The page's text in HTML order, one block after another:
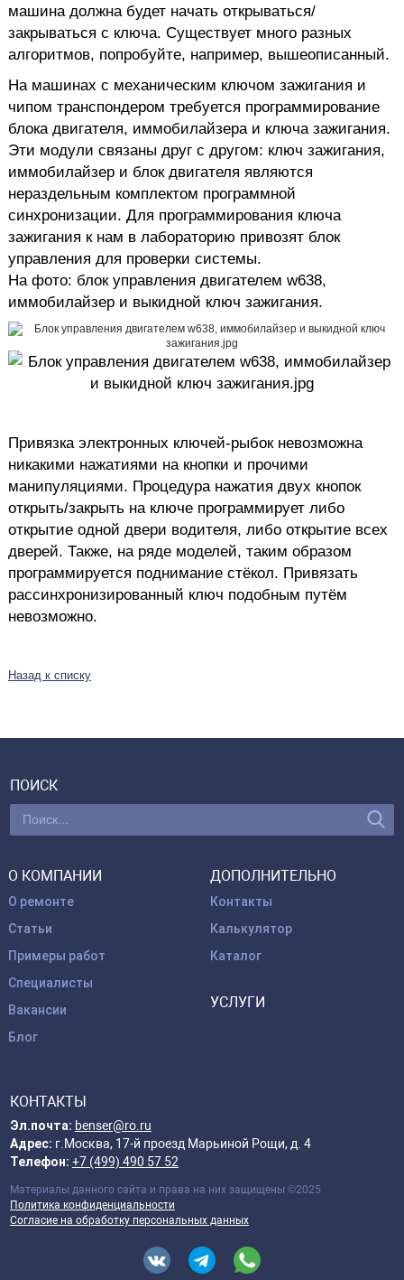
машина должна будет начать открываться/
закрываться с ключа. Существует много разных
алгоритмов, попробуйте, например, вышеописанный.
На машинах с механическим ключом зажигания и
чипом транспондером требуется программирование
блока двигателя, иммобилайзера и ключа зажигания.
Эти модули связаны друг с другом: ключ зажигания,
иммобилайзер и блок двигателя являются
нераздельным комплектом программной
синхронизации. Для программирования ключа
зажигания к нам в лабораторию привозят блок
управления для проверки системы.
На фото: блок управления двигателем w638,
иммобилайзер и выкидной ключ зажигания.
Привязка электронных ключей-рыбок невозможна
никакими нажатиями на кнопки и прочими
манипуляциями. Процедура нажатия двух кнопок
открыть/закрыть на ключе программирует либо
открытие одной двери водителя, либо открытие всех
дверей. Также, на ряде моделей, таким образом
программируется поднимание стёкол. Привязать
рассинхронизированный ключ подобным путём
невозможно.
Назад к списку
О КОМПАНИИ
О ремонте
Статьи
Примеры работ
Специалисты
Вакансии
Блог
УСЛУГИ
ДОПОЛНИТЕЛЬНО
Контакты
Калькулятор
Каталог
ПОИСК
КОНТАКТЫ
Эл.почта: benser@ro.ru
Адрес: г.Москва, 17-й проезд Марьиной Рощи, д. 4
Телефон: +7 (499) 490 57 52
Материалы данного сайта и права на них защищены ©2025
Политика конфиденциальности
Согласие на обработку персональных данных